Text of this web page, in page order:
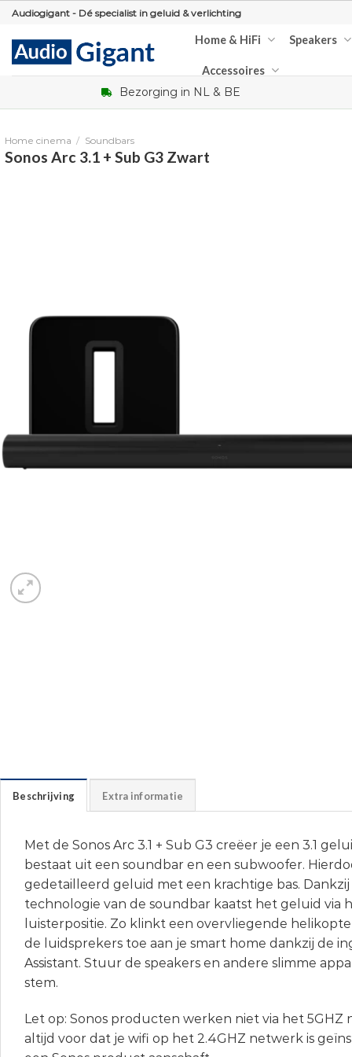
Skip
content
Audiogigant - Dé specialist in geluid & verlichting
Home & HiFi Speakers
Accessoires
Bezorging in NL & BE
Home cinema / Soundbars
Sonos Arc 3.1 + Sub G3 Zwart
Beschrijving Extra informatie
Met de Sonos Arc 3.1 + Sub G3 creëer je een 3.1
bestaat uit een soundbar en een subwoofer.
gedetailleerd geluid met een krachtige bas.
technologie van de soundbar kaatst het geluid via
luisterpositie. Zo klinkt een overvliegende
de luidsprekers toe aan je smart home dankzij de
Assistant. Stuur de speakers en andere slimme
stem.
Let op: Sonos producten werken niet via het 5GHZ
altijd voor dat je wifi op het 2.4GHZ netwerk is